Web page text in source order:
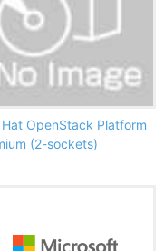
Hat OpenStack Platform
(2-sockets)